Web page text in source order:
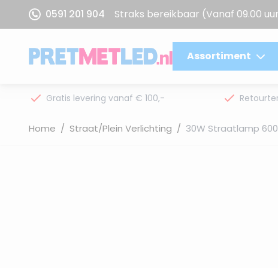
Ga naar de inhoud
0591 201 904 Straks bereikbaar (Vanaf 09.00
Assortiment
Gratis levering vanaf € 100,-
Home / Straat/Plein Verlichting / 30W Straatlamp